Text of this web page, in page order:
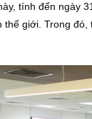
tính đến ngày
thế giới. Trong